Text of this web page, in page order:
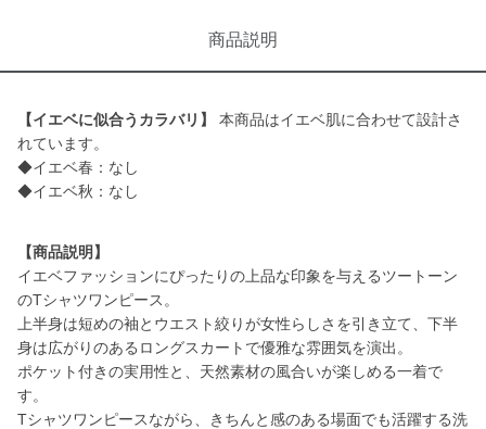
商品説明
【イエベに似合うカラバリ】
本商品はイエベ肌に合わせて設計さ
れています。
◆イエベ春：なし
◆イエベ秋：なし
【商品説明】
イエベファッションにぴったりの上品な印象を与えるツートーン
のTシャツワンピース。
上半身は短めの袖とウエスト絞りが女性らしさを引き立て、下半
身は広がりのあるロングスカートで優雅な雰囲気を演出。
ポケット付きの実用性と、天然素材の風合いが楽しめる一着で
す。
Tシャツワンピースながら、きちんと感のある場面でも活躍する洗